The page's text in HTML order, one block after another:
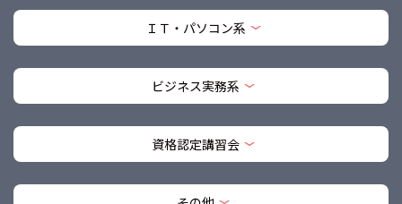
ＩＴ・パソコン系
ビジネス実務系
資格認定講習会